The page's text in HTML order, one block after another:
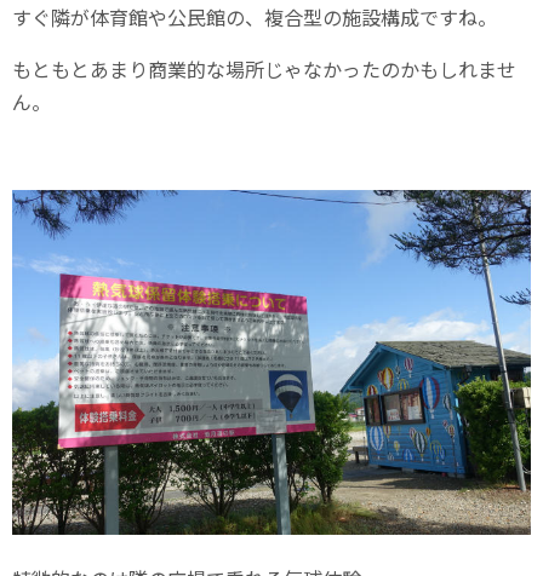
すぐ隣が体育館や公民館の、複合型の施設構成ですね。
もともとあまり商業的な場所じゃなかったのかもしれませ
ん。